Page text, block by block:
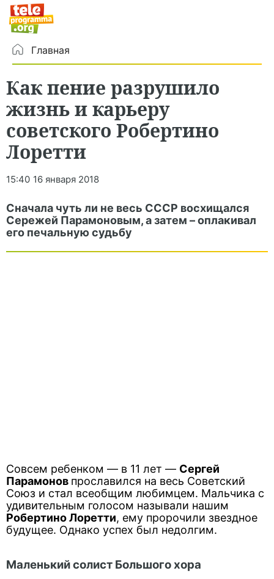
Главная
Как пение разрушило
жизнь и карьеру
советского Робертино
Лоретти
15:40 16 января 2018
Сначала чуть ли не весь СССР восхищался
Сережей Парамоновым, а затем – оплакивал
его печальную судьбу
Совсем ребенком — в 11 лет — Сергей
Парамонов прославился на весь Советский
Союз и стал всеобщим любимцем. Мальчика с
удивительным голосом называли нашим
Робертино Лоретти, ему пророчили звездное
будущее. Однако успех был недолгим.
Маленький солист Большого хора